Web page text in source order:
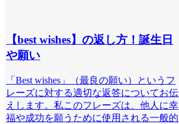
【best wishes】の返し方！誕生日
や願い
「Best wishes」（最良の願い）というフ
レーズに対する適切な返答についてお伝
えします。私このフレーズは、他人に幸
福や成功を願うために使用される一般的